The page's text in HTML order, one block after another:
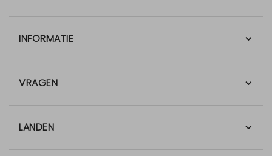
INFORMATIE
VRAGEN
LANDEN